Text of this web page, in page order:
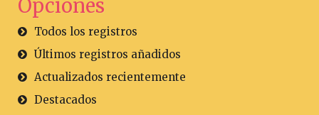
Opciones
Todos los registros
Últimos registros añadidos
Actualizados recientemente
Destacados